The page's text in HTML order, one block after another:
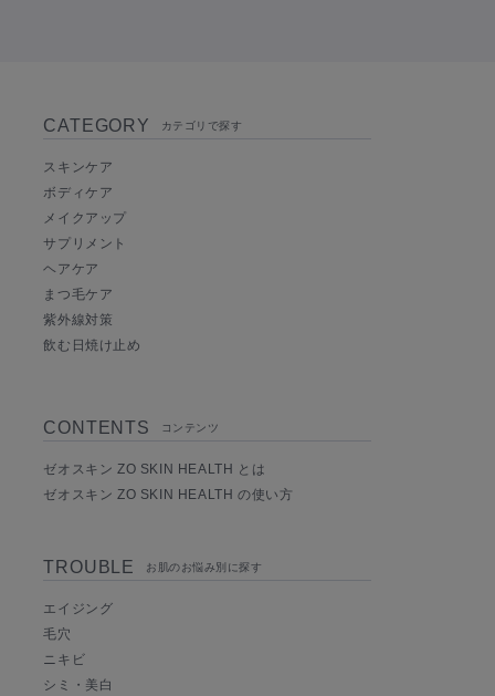
CATEGORY カテゴリで探す
スキンケア
ボディケア
メイクアップ
サプリメント
ヘアケア
まつ毛ケア
紫外線対策
飲む日焼け止め
CONTENTS コンテンツ
ゼオスキン ZO SKIN HEALTH とは
ゼオスキン ZO SKIN HEALTH の使い方
TROUBLE お肌のお悩み別に探す
エイジング
毛穴
ニキビ
シミ・美白